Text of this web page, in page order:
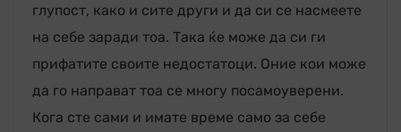
глупост, како и сите други и да си се насмеете
на себе заради тоа. Така ќе може да си ги
прифатите своите недостатоци. Оние кои може
да го направат тоа се многу посамоуверени.
Кога сте сами и имате време само за себе